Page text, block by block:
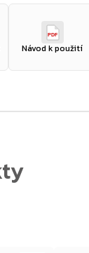
PDF
Návod k použití